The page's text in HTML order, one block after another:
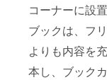
コーナーに設
ブックは、フ
よりも内容を
本し、ブック